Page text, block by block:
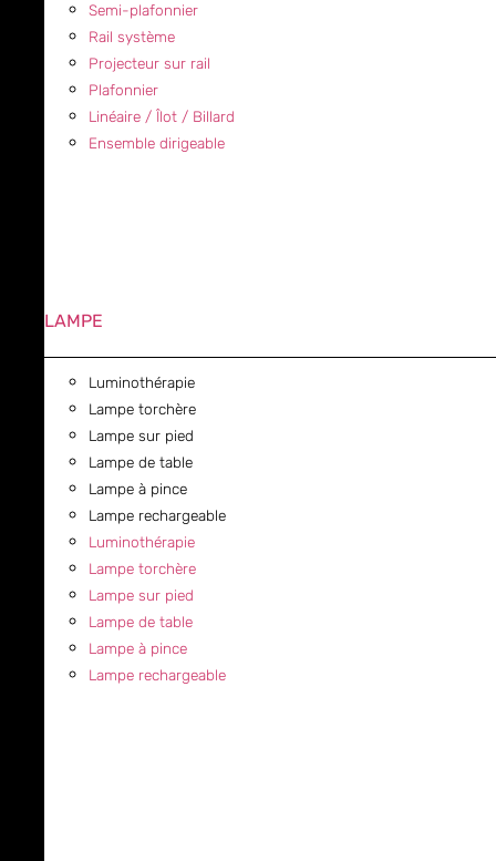
Semi-plafonnier
Rail système
Projecteur sur rail
Plafonnier
Linéaire / Îlot / Billard
Ensemble dirigeable
LAMPE
Luminothérapie
Lampe torchère
Lampe sur pied
Lampe de table
Lampe à pince
Lampe rechargeable
Luminothérapie
Lampe torchère
Lampe sur pied
Lampe de table
Lampe à pince
Lampe rechargeable